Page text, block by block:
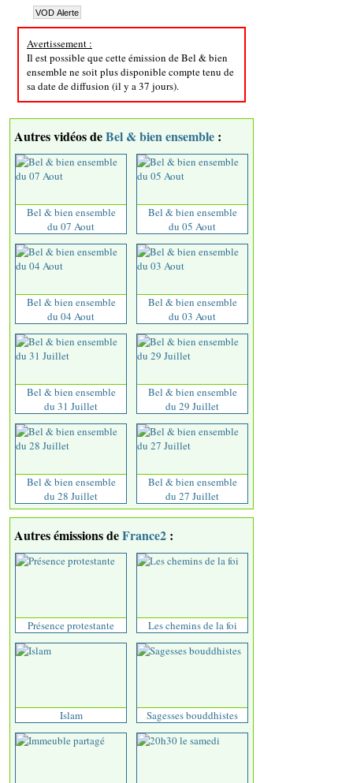
Avertissement :
Il est possible que cette émission de Bel & bien
ensemble ne soit plus disponible compte tenu de
sa date de diffusion (il y a 37 jours).
Autres vidéos deBel & bien ensemble :
Bel & bien ensemble
du 07 Aout
Bel & bien ensemble
du 05 Aout
Bel & bien ensemble
du 04 Aout
Bel & bien ensemble
du 03 Aout
Bel & bien ensemble
du 31 Juillet
Bel & bien ensemble
du 29 Juillet
Bel & bien ensemble
du 28 Juillet
Bel & bien ensemble
du 27 Juillet
Autres émissions deFrance2 :
Présence protestante Les chemins de la foi
Islam Sagesses bouddhistes